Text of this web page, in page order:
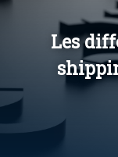
Les